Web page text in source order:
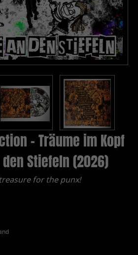
- Träume im Kopf
Stiefeln (2026)
for the punx!